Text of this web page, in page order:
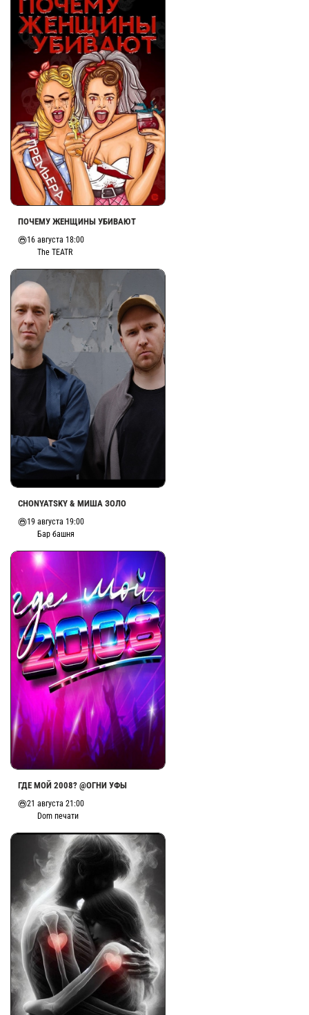
ПОЧЕМУ ЖЕНЩИНЫ УБИВАЮТ
16 августа 18:00
The TEATR
CHONYATSKY & МИША ЗОЛО
19 августа 19:00
Бар башня
ГДЕ МОЙ 2008? @ОГНИ УФЫ
21 августа 21:00
Dom печати